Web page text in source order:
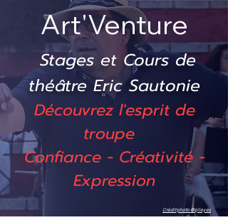
Art'Venture
Stages et Cours de
théâtre Eric Sautonie
Découvrez l'esprit de
troupe
Confiance - Créativité -
Expression
Crédit photo @gileyes